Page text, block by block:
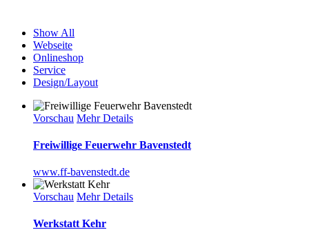
Show All
Webseite
Onlineshop
Service
Design/Layout
Vorschau Mehr Details
Freiwillige Feuerwehr Bavenstedt
www.ff-bavenstedt.de
Vorschau Mehr Details
Werkstatt Kehr